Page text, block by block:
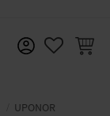
UPONOR